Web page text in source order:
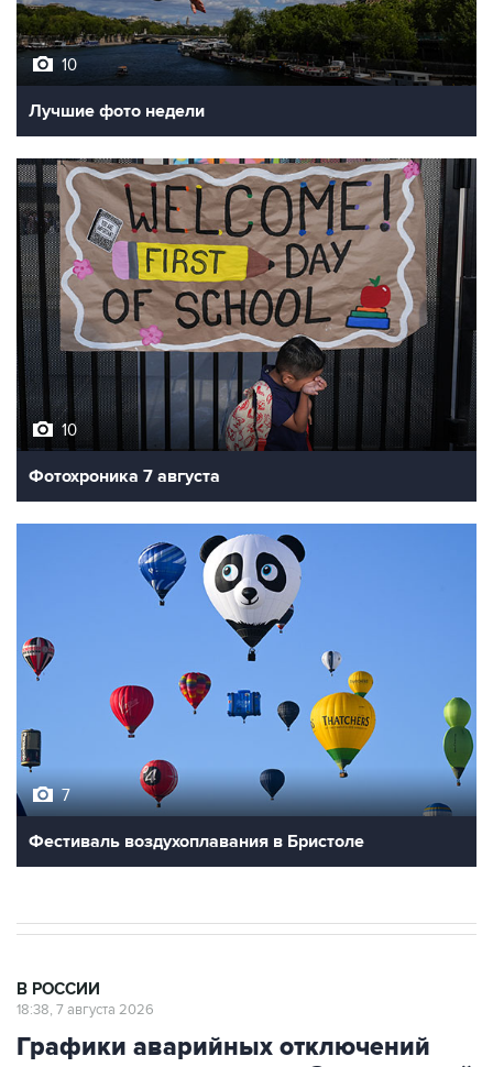
10
Лучшие фото недели
10
Фотохроника 7 августа
7
Фестиваль воздухоплавания в Бристоле
В РОССИИ
18:38, 7 августа 2026
Графики аварийных отключений